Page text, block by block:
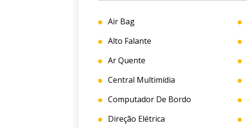
Air Bag
Alto Falante
Ar Quente
Central Multimídia
Computador De Bordo
Direção Elétrica